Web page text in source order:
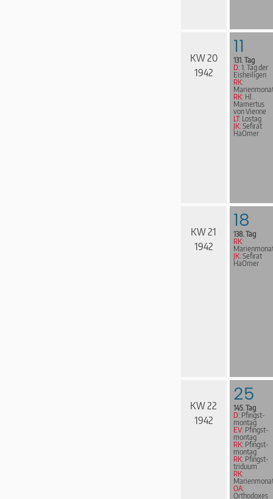
KW 20
1942
11
131. Tag
D: 1. Tag der
Eisheiligen
RK:
RK: Hl.
Mamertus
von Vienne
LT: Lostag
JK: Sefirat
HaOmer
KW 21
1942
18
138. Tag
RK:
JK: Sefirat
HaOmer
KW 22
1942
25
145. Tag
D: Pfingst­
mon­tag
EV: Pfingst­
mon­tag
RK: Pfingst­
mon­tag
RK: Pfingst­
tri­du­um
RK:
OA:
Orthodoxes